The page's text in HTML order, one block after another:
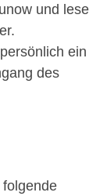
und lese
ein
des